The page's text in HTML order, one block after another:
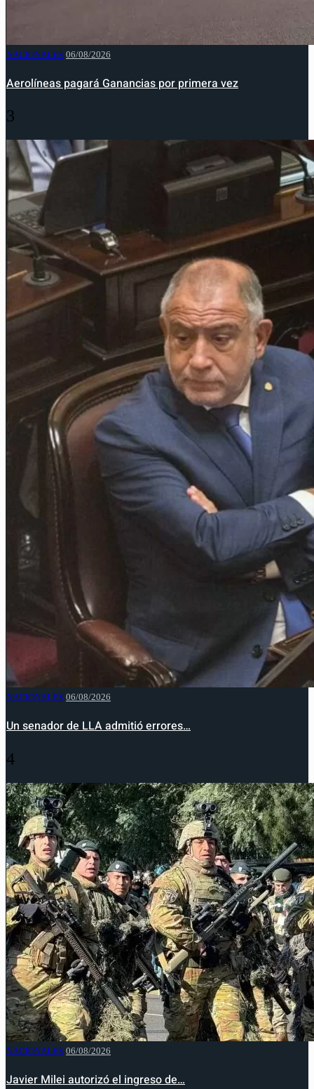
NACIONALES 06/08/2026
Aerolíneas pagará Ganancias por primera vez
3
NACIONALES 06/08/2026
Un senador de LLA admitió errores…
4
NACIONALES 06/08/2026
Javier Milei autorizó el ingreso de…